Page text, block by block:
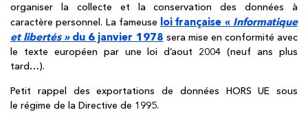
organiser la collecte et la conservation des données à
caractère personnel. La fameuse loi française « Informatique
et libertés »du 6 janvier 1978 sera mise en conformité avec
le texte européen par une loi d’aout 2004 (neuf ans plus
tard…).
Petit rappel des exportations de données HORS UE sous
le régime de la Directive de 1995.